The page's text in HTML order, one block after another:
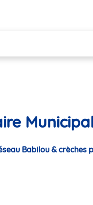
Babilou & crèches